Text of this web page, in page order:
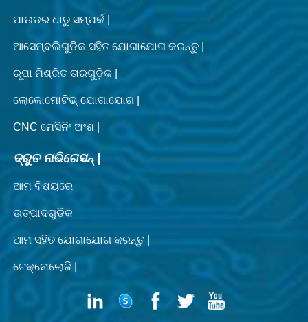
ପାଉଡର ଧାତୁ ସମ୍ପର୍କ |
ଆସେମ୍ବଲିଗୁଡିକ ସହିତ ଯୋଗାଯୋଗ କରନ୍ତୁ |
ରୂପା ମିଶ୍ରିତ ତାରଗୁଡ଼ିକ |
ଲୋକୋମୋଟିଭ୍ ଯୋଗାଯୋଗ |
CNC ମେସିନିଂ ଅଂଶ |
ଦ୍ରୁତ ନାଭିଗେସନ୍ |
ଆମ ବିଷୟରେ
ଉତ୍ପାଦଗୁଡିକ
ଆମ ସହିତ ଯୋଗାଯୋଗ କରନ୍ତୁ |
ଟେକ୍ନୋଲୋଜି |